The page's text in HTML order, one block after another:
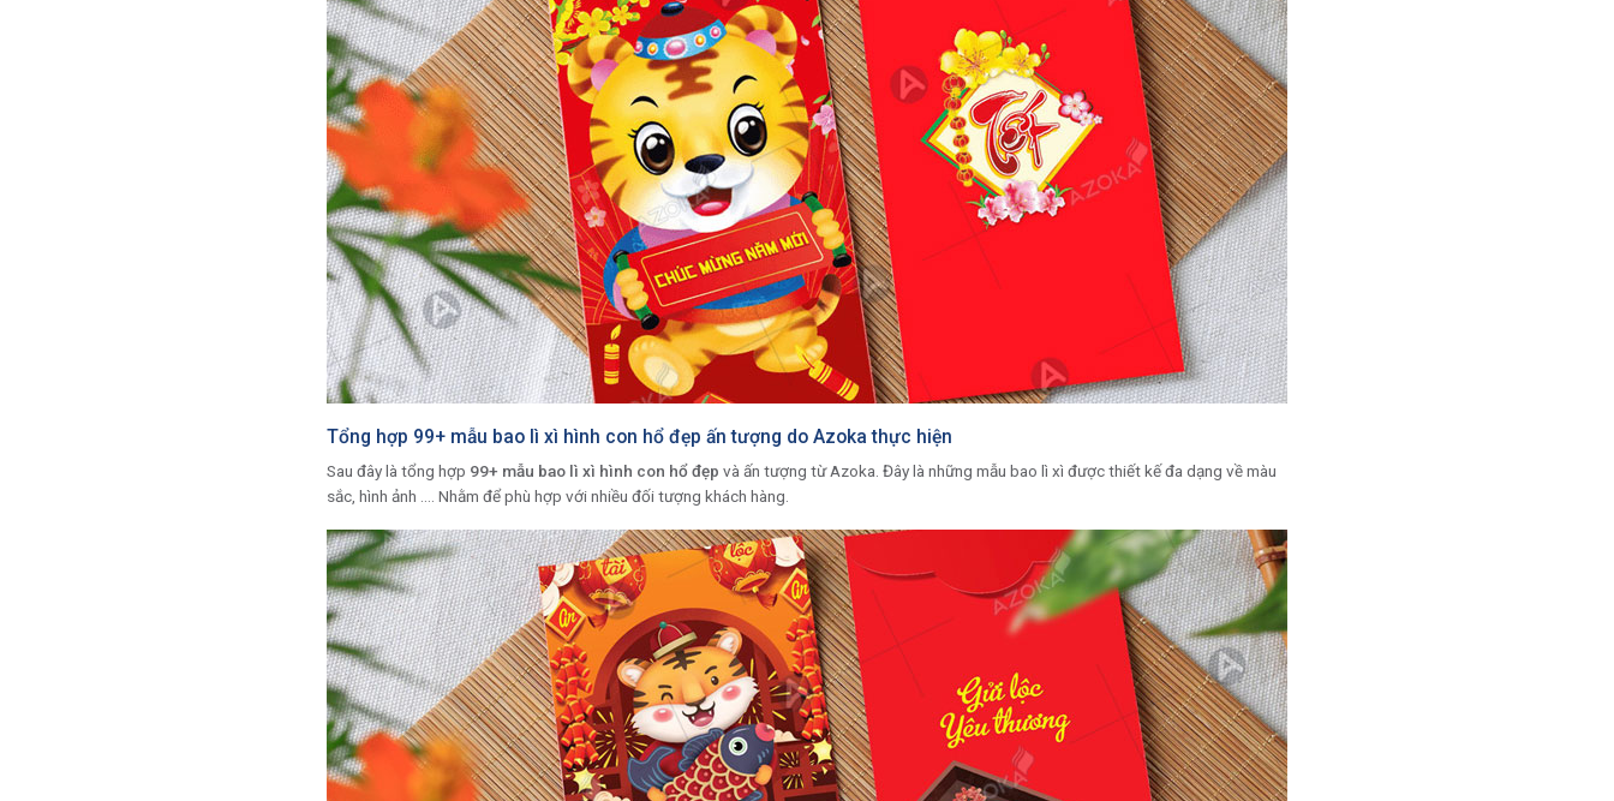
Tổng hợp 99+ mẫu bao lì xì hình con hổ đẹp ấn tượng do Azoka thực hiện
Sau đây là tổng hợp 99+ mẫu bao lì xì hình con hổ đẹp và ấn tượng từ Azoka. Đây là những mẫu bao lì xì được thiết kế đa dạng về màu
sắc, hình ảnh …. Nhằm để phù hợp với nhiều đối tượng khách hàng.